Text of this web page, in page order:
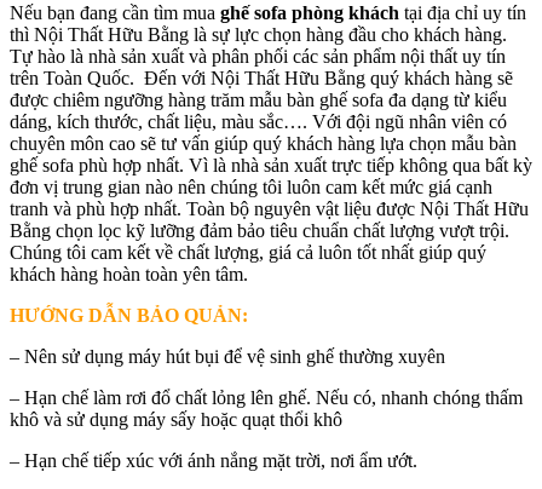
Nếu bạn đang cần tìm mua ghế sofa phòng khách tại địa chỉ uy tín
thì Nội Thất Hữu Bằng là sự lực chọn hàng đầu cho khách hàng.
Tự hào là nhà sản xuất và phân phối các sản phẩm nội thất uy tín
trên Toàn Quốc. Đến với Nội Thất Hữu Bằng quý khách hàng sẽ
được chiêm ngưỡng hàng trăm mẫu bàn ghế sofa đa dạng từ kiểu
dáng, kích thước, chất liệu, màu sắc…. Với đội ngũ nhân viên có
chuyên môn cao sẽ tư vấn giúp quý khách hàng lựa chọn mẫu bàn
ghế sofa phù hợp nhất. Vì là nhà sản xuất trực tiếp không qua bất kỳ
đơn vị trung gian nào nên chúng tôi luôn cam kết mức giá cạnh
tranh và phù hợp nhất. Toàn bộ nguyên vật liệu được Nội Thất Hữu
Bằng chọn lọc kỹ lưỡng đảm bảo tiêu chuẩn chất lượng vượt trội.
Chúng tôi cam kết về chất lượng, giá cả luôn tốt nhất giúp quý
khách hàng hoàn toàn yên tâm.
HƯỚNG DẪN BẢO QUẢN:
– Nên sử dụng máy hút bụi để vệ sinh ghế thường xuyên
– Hạn chế làm rơi đổ chất lỏng lên ghế. Nếu có, nhanh chóng thấm
khô và sử dụng máy sấy hoặc quạt thổi khô
– Hạn chế tiếp xúc với ánh nắng mặt trời, nơi ẩm ướt.